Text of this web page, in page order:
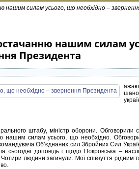
нашим силам усього, що необхідно –
нашим силам
Президента
штабу, міністр оборони. Обговорили
нашим силам усього, що необхідно.
Об’єднаних сил Збройних Сил
доповідь і щодо Покровська –
людини загинули. Мої співчуття рідним